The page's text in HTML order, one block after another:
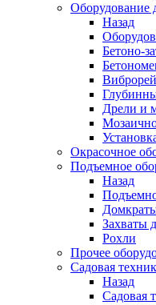
Оборудование
Назад
Бетоно-
Дрели и
Окрасочное
Подъемное
Назад
Захваты
Рохли
Прочее
Садовая
Назад
Садовая